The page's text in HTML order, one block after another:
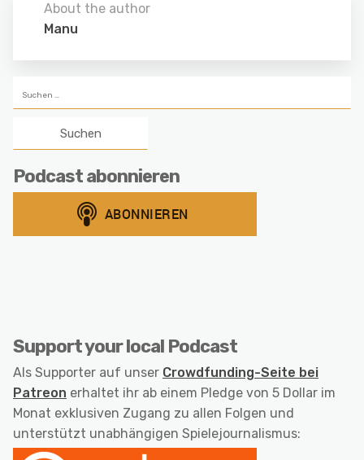
About the author
Manu
nach:
Podcast abonnieren
Support your local Podcast
Als Supporter auf unser Crowdfunding-Seite bei
Patreon erhaltet ihr ab einem Pledge von 5 Dollar im
Monat exklusiven Zugang zu allen Folgen und
unterstützt unabhängigen Spielejournalismus: